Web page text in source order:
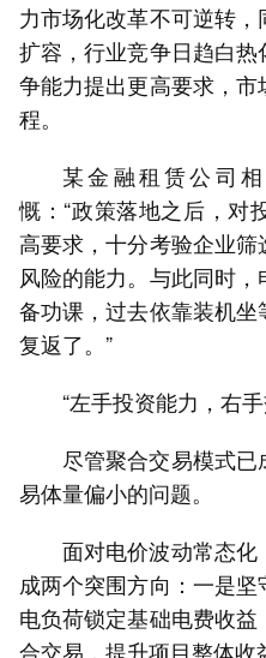
力市场化改革不可逆转
扩容，行业竞争日趋白
争能力提出更高要求，
程。
某金融租赁公司
慨：“政策落地之后，对
高要求，十分考验企业
风险的能力。与此同时
备功课，过去依靠装机
复返了。”
“左手投资能力，右
尽管聚合交易模式
易体量偏小的问题。
面对电价波动常态
成两个突围方向：一是
电负荷锁定基础电费收
合交易，提升项目整体收